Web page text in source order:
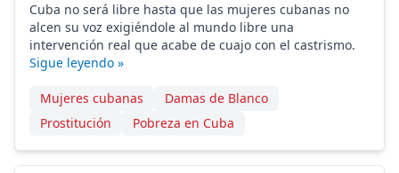
Cuba no será libre hasta que las mujeres cubanas no
alcen su voz exigiéndole al mundo libre una
intervención real que acabe de cuajo con el castrismo.
Sigue leyendo »
Mujeres cubanas
Damas de Blanco
Prostitución
Pobreza en Cuba